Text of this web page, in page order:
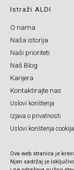
Istraži ALDI
O nama
Naša istorija
Naši prioriteti
Naš Blog
Karijera
Kontaktirajte nas
Uslovi korištenja
Izjava o privatnosti
Uslovi korištenja cookija
Ova web stranica je
Njen sadržaj je